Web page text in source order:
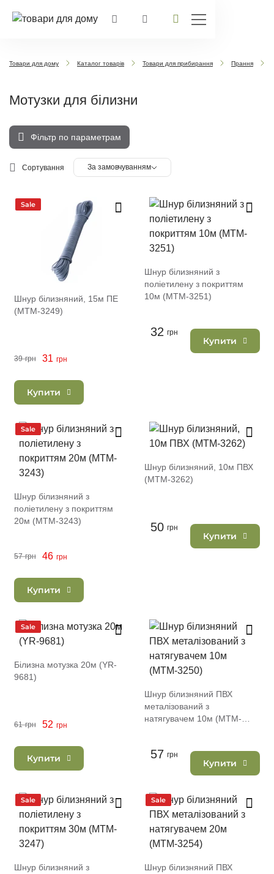
Товари для дому Каталог товарів Товари для прибирання Прання
Мотузки для білизни
Фільтр по параметрам
Сортування За замовчуванням
Sale
Шнур білизняний, 15м ПЕ
(MTM-3249)
39 грн 31 грн
Купити
Шнур білизняний з
поліетилену з покриттям
10м (MTM-3251)
32 грн
Купити
Sale
Шнур білизняний з
поліетилену з покриттям
20м (MTM-3243)
57 грн 46 грн
Купити
Шнур білизняний, 10м ПВХ
(MTM-3262)
50 грн
Купити
Sale
Білизна мотузка 20м (YR-
9681)
61 грн 52 грн
Купити
Шнур білизняний ПВХ
металізований з
натягувачем 10м (MTM-
57 грн
Купити
Sale
Шнур білизняний з
Sale
Шнур білизняний ПВХ